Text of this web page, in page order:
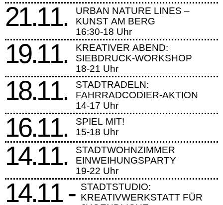
21.11.
URBAN NATURE LINES –
KUNST AM BERG
16:30-18 Uhr
19.11.
KREATIVER ABEND:
SIEBDRUCK-WORKSHOP
18-21 Uhr
18.11.
STADTRADELN:
FAHRRADCODIER-AKTION
14-17 Uhr
16.11.
SPIEL MIT!
15-18 Uhr
14.11.
STADTWOHNZIMMER
EINWEIHUNGSPARTY
19-22 Uhr
14.11 -
STADTSTUDIO:
KREATIVWERKSTATT FÜR